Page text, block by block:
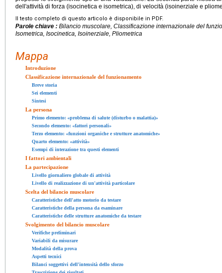
dell'attività di forza (isocinetica e isometrica), di velocità (isoinerziale e
Il testo completo di questo articolo è disponibile in PDF.
Parole chiave : Bilancio muscolare, Classificazione internazionale del
Isometrica, Isocinetica, Isoinerziale, Pliometrica
Mappa
Introduzione
Classificazione internazionale del funzionamento
Breve storia
Sei elementi
Sintesi
La persona
Primo elemento: «problema di salute (disturbo o malattia)»
Secondo elemento: «fattori personali»
Terzo elemento: «funzioni organiche e strutture anatomiche»
Quarto elemento: «attività»
Esempi di interazione tra questi elementi
I fattori ambientali
La partecipazione
Livello giornaliero globale di attività
Livello di realizzazione di un'attività particolare
Scelta del bilancio muscolare
Caratteristiche dell'atto motorio da testare
Caratteristiche della persona da esaminare
Caratteristiche delle strutture anatomiche da testare
Svolgimento del bilancio muscolare
Verifiche preliminari
Variabili da misurare
Modalità della prova
Aspetti tecnici
Bilanci soggettivi dell'intensità dello sforzo